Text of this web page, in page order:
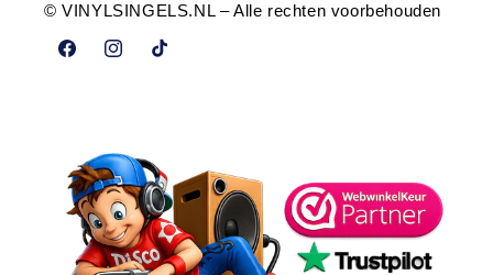
© VINYLSINGELS.NL – Alle rechten voorbehouden
FacebookInstagramTikTok